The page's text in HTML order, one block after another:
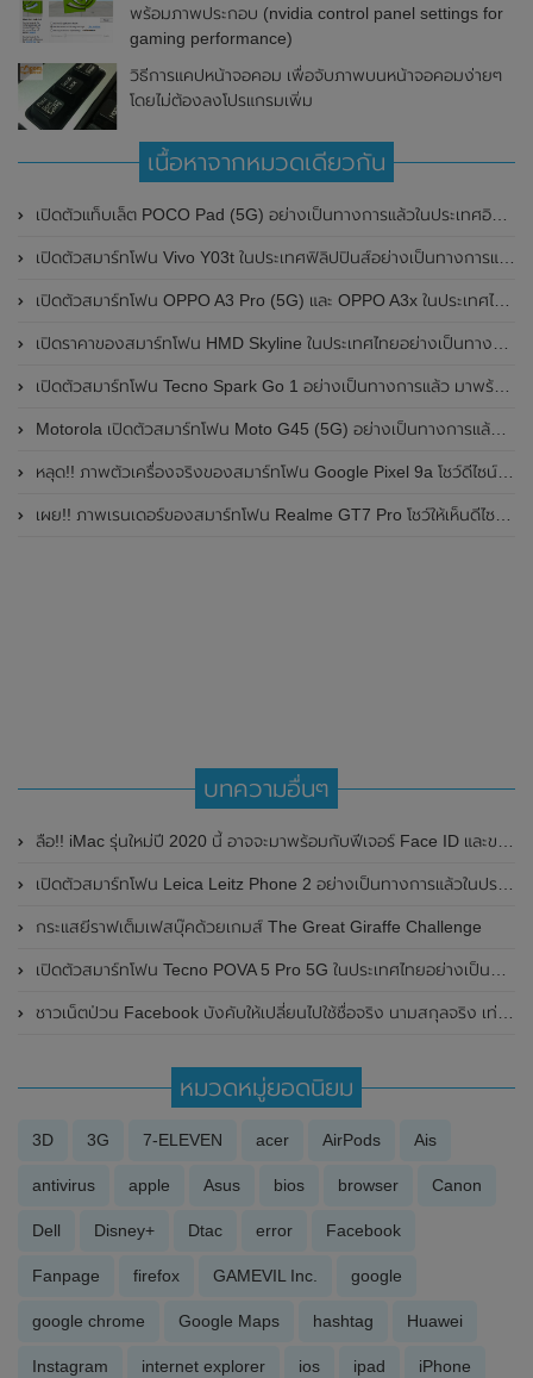
พร้อมภาพประกอบ (nvidia control panel settings for
gaming performance)
วิธีการแคปหน้าจอคอม เพื่อจับภาพบนหน้าจอคอมง่ายๆ
โดยไม่ต้องลงโปรแกรมเพิ่ม
เนื้อหาจากหมวดเดียวกัน
เปิดตัวแท็บเล็ต POCO Pad (5G) อย่างเป็นทางการแล้วในประเทศอินเดีย มาพร้อมชิปเซ็ต Snapdragon 7s Gen 2 ของ Qualcomm และรองรับเครือข่าย 5G
เปิดตัวสมาร์ทโฟน Vivo Y03t ในประเทศฟิลิปปินส์อย่างเป็นทางการแล้ว มาพร้อมชิปเซ็ต Unisoc T612 , กล้องหลัง ความละเอียด 13MP , แบตเตอรี่ 5,000mAh และหน้าจอแสดงผล LCD / 90Hz
เปิดตัวสมาร์ทโฟน OPPO A3 Pro (5G) และ OPPO A3x ในประเทศไทยอย่างเป็นทางการแล้ว ในราคาเริ่มต้นเพียง 3,999 บาท
เปิดราคาของสมาร์ทโฟน HMD Skyline ในประเทศไทยอย่างเป็นทางการแล้ว ราคา 14,990 บาท
เปิดตัวสมาร์ทโฟน Tecno Spark Go 1 อย่างเป็นทางการแล้ว มาพร้อมหน้าจอแสดงผล LCD / 120Hz , แบตเตอรี่ 5,000mAh และใช้ชิปเซ็ต Unisoc
Motorola เปิดตัวสมาร์ทโฟน Moto G45 (5G) อย่างเป็นทางการแล้วในอินเดีย
หลุด!! ภาพตัวเครื่องจริงของสมาร์ทโฟน Google Pixel 9a โชว์ดีไซน์ใหม่ กล้องหลังแบนราบ ไม่มีกรอบของกล้องแล้ว
เผย!! ภาพเรนเดอร์ของสมาร์ทโฟน Realme GT7 Pro โชว์ให้เห็นดีไซน์ใหม่ พร้อมเผยรายละเอียดสเปกที่สำคัญบางส่วน
บทความอื่นๆ
ลือ!! iMac รุ่นใหม่ปี 2020 นี้ อาจจะมาพร้อมกับฟีเจอร์ Face ID และขอบหน้าจอบางเฉียบ
เปิดตัวสมาร์ทโฟน Leica Leitz Phone 2 อย่างเป็นทางการแล้วในประเทศญี่ปุ่น มาพร้อมหน้าจอแสดงผล OLED , 240Hz และกล้องความละเอียด 47.2MP
กระแสยีราฟเต็มเฟสบุ๊คด้วยเกมส์ The Great Giraffe Challenge
เปิดตัวสมาร์ทโฟน Tecno POVA 5 Pro 5G ในประเทศไทยอย่างเป็นทางการแล้ว ดีไซน์ฝาหลังมีไฟ LED มาพร้อมชิปเซ็ต MediaTek Dimensity 6080 และแบตเตอรี่สุดอึดขนาดใหญ่ 5,000mAh
ชาวเน็ตป่วน Facebook บังคับให้เปลี่ยนไปใช้ชื่อจริง นามสกุลจริง เท่านั้น
หมวดหมู่ยอดนิยม
3D 3G 7-ELEVEN acer AirPods Ais
antivirus apple Asus bios browser Canon
Dell Disney+ Dtac error Facebook
Fanpage firefox GAMEVIL Inc. google
google chrome Google Maps hashtag Huawei
Instagram internet explorer ios ipad iPhone